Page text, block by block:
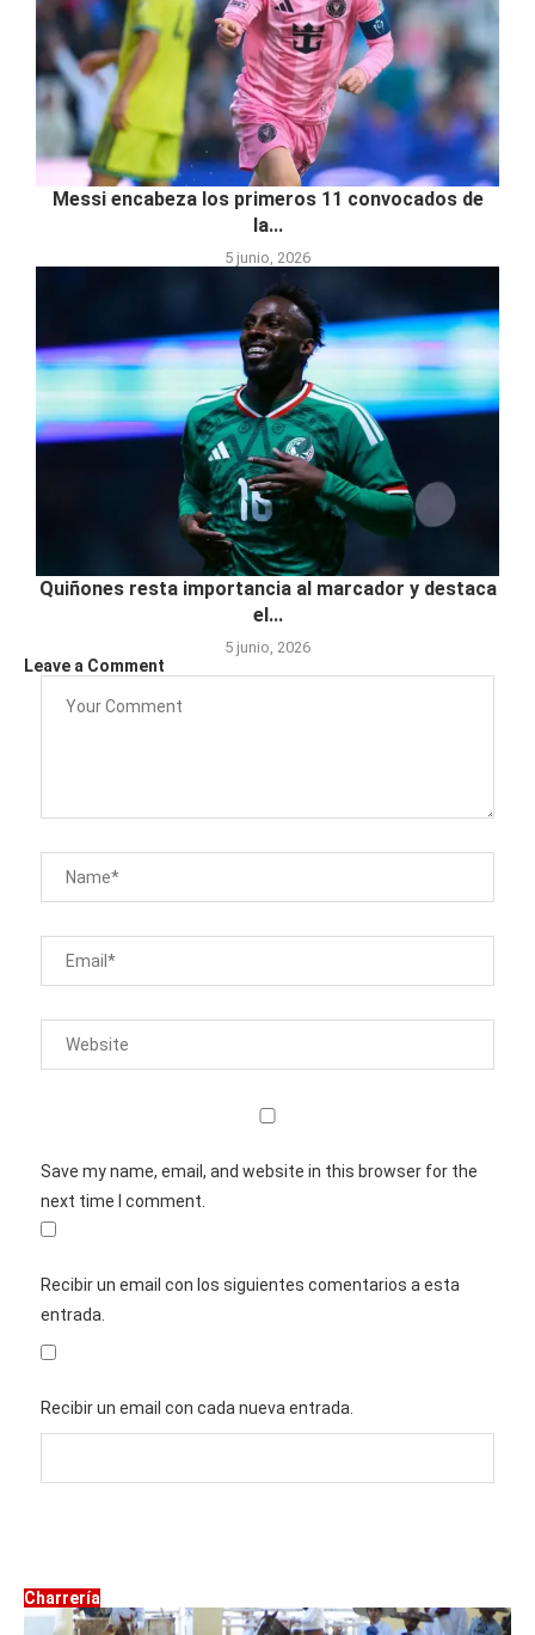
Messi encabeza los primeros 11 convocados de
la...
5 junio, 2026
Quiñones resta importancia al marcador y destaca
el...
5 junio, 2026
Leave a Comment
Save my name, email, and website in this browser for the
next time I comment.
Recibir un email con los siguientes comentarios a esta
entrada.
Recibir un email con cada nueva entrada.
Charrería